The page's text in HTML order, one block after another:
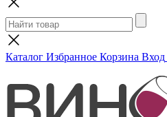
Каталог Избранное Корзина Вход